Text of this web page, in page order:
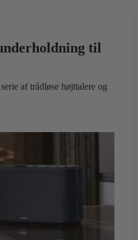
til
af trådløse højttalere og